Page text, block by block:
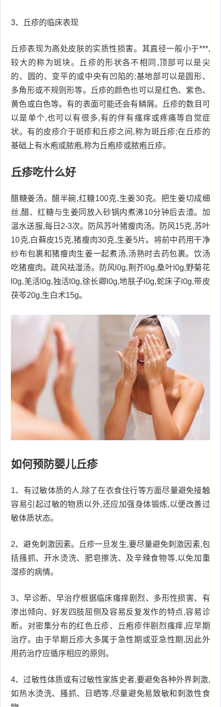
3、丘疹的临床表现
丘疹表现为高处皮肤的实质性损害。其直径一般小于***,
较大的称为斑块。丘疹的形状各不相同,顶部可以是尖
的、圆的、变平的或中央有凹陷的;基地部可以是圆形、
多角形或不规则形等。丘疹的颜色也可以是红色、紫色、
黄色或白色等。有的表面可能还会有鳞屑。丘疹的数目可
以是单个,也可以有很多,有的伴有瘙痒或疼痛等自觉症
状。有的皮疹介于斑疹和丘疹之间,称为斑丘疹;在丘疹的
基础上有水疱或脓疱,称为丘疱疹或脓疱丘疹。
丘疹吃什么好
醋糖姜汤。醋半碗,红糖100克,生姜30克。把生姜切成细
丝,醋、红糖与生姜同放入砂锅内煮沸10分钟后去渣。加
温水送服,每日2-3次。防风苏叶猪瘦肉汤。防风15克,苏叶
10克,白藓皮15克,猪瘦肉30克,生姜5片。将前中药用干净
纱布包裹和猪瘦肉生姜一起煮汤,汤熟时去药包裹。饮汤
吃猪瘦肉。疏风祛湿汤。防风l0g,荆芥l0g,桑叶l0g,野菊花
l0g,羌活l0g,独活l0g,徐长卿l0g,地肤子l0g,蛇床子l0g,带皮
茯苓20g,生白术15g。
如何预防婴儿丘疹
1、有过敏体质的人,除了在衣食住行等方面尽量避免接触
容易引起过敏的物质以外,还应加强身体锻炼,以便改善过
敏体质状态。
2、避免刺激因素。丘疹一旦发生,要尽量避免刺激因素,包
括搔抓、开水烫洗、肥皂擦洗、及辛辣食物等,以免加重
湿疹的病情。
3、早诊断、早治疗根据临床瘙痒剧烈、多形性损害、有
渗出倾向、好发四肢屈侧及容易反复发作的特点,容易诊
断。对密集分布的红色丘疹、丘疱疹伴剧烈瘙痒,应早期
治疗。由于早期丘疹大多属于急性期或亚急性期,因此外
用药治疗应循序相应的原则。
4、过敏性体质或有过敏性家族史者,要避免各种外界刺激,
如热水烫洗、搔抓、日晒等,尽量避免易致敏和刺激性食